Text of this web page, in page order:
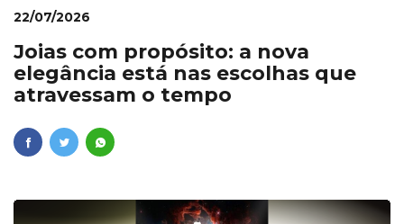
22/07/2026
Joias com propósito: a nova
elegância está nas escolhas que
atravessam o tempo